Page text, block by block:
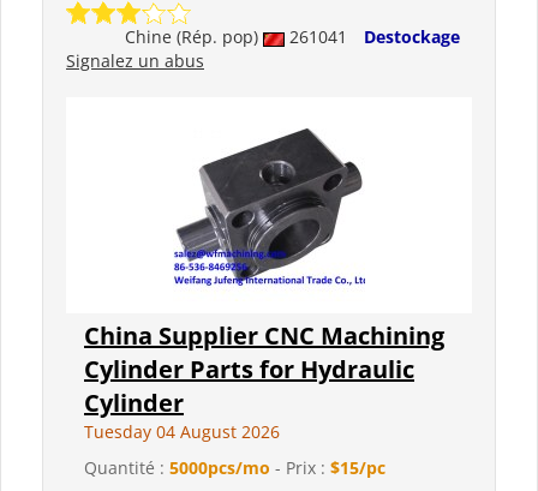
Chine (Rép. pop) 261041
Destockage
Signalez un abus
China Supplier CNC Machining
Cylinder Parts for Hydraulic
Cylinder
Tuesday 04 August 2026
Quantité : 5000pcs/mo - Prix : $15/pc